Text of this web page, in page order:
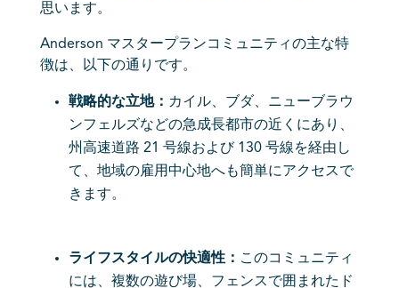
思います。
Anderson マスタープランコミュニティの主な特
徴は、以下の通りです。
戦略的な立地： カイル、ブダ、ニューブラウ
ンフェルズなどの急成長都市の近くにあり、
州高速道路 21 号線および 130 号線を経由し
て、地域の雇用中心地へも簡単にアクセスで
きます。
ライフスタイルの快適性： このコミュニティ
には、複数の遊び場、フェンスで囲まれたド